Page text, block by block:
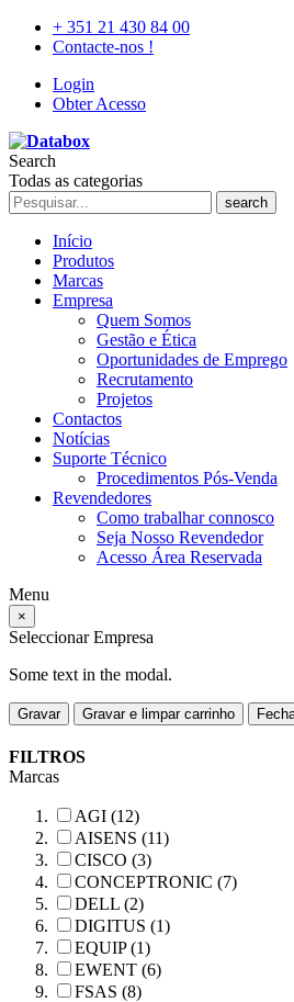
+ 351 21 430 84 00
Contacte-nos !
Login
Obter Acesso
Search
Todas as categorias
search
Início
Produtos
Marcas
Empresa
Quem Somos
Gestão e Ética
Oportunidades de Emprego
Recrutamento
Projetos
Contactos
Notícias
Suporte Técnico
Procedimentos Pós-Venda
Revendedores
Como trabalhar connosco
Seja Nosso Revendedor
Acesso Área Reservada
Menu
×
Seleccionar Empresa
Some text in the modal.
Gravar Gravar e limpar carrinho
FILTROS
Marcas
AGI (12)
AISENS (11)
CISCO (3)
CONCEPTRONIC (7)
DELL (2)
DIGITUS (1)
EQUIP (1)
EWENT (6)
FSAS (8)